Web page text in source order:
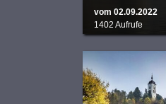
vom 02.09.2022
1402 Aufrufe